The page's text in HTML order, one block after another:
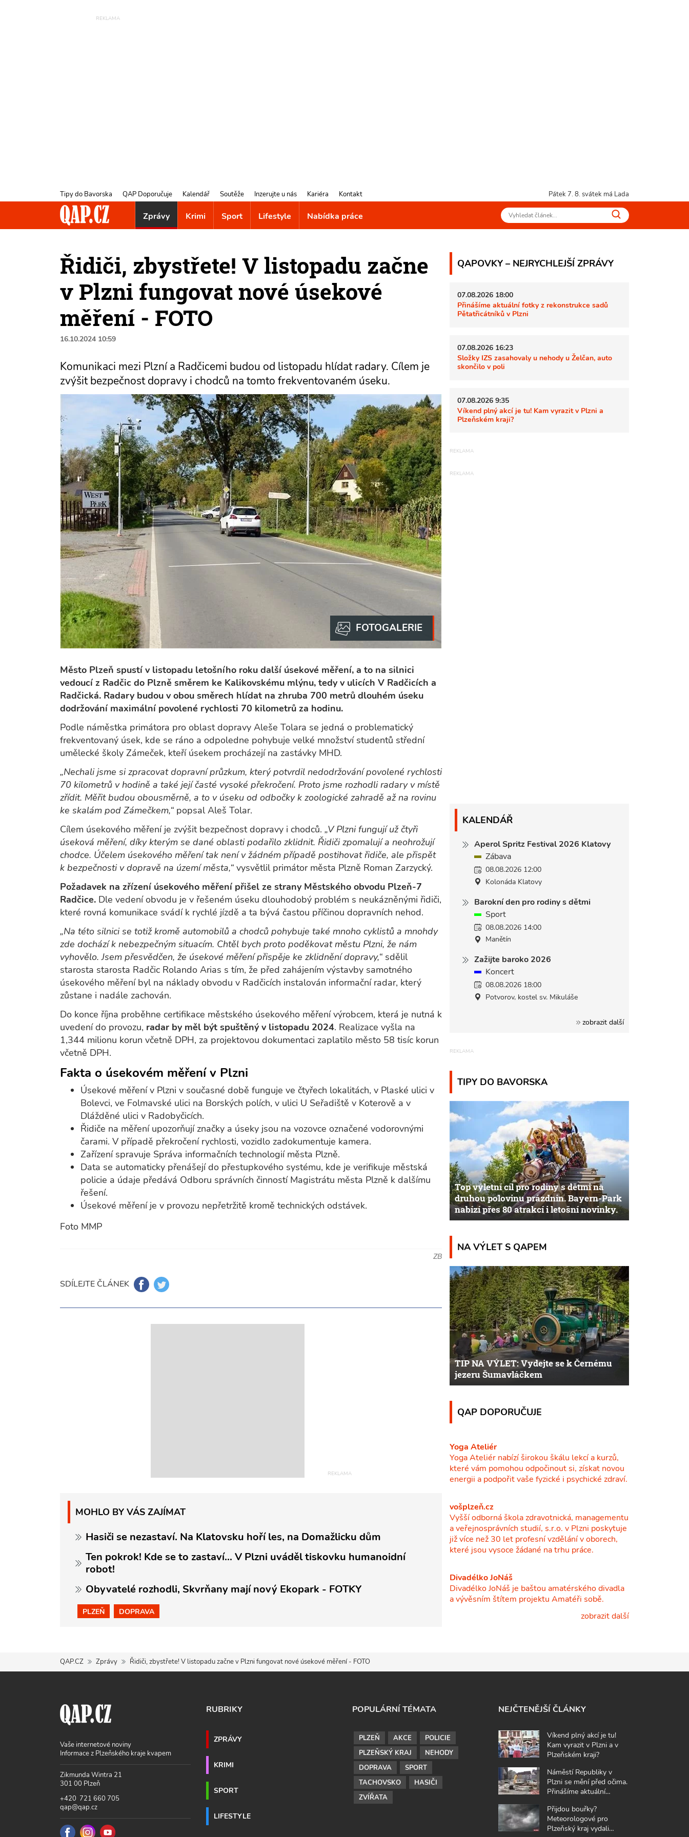
Tipy do Bavorska QAP Doporučuje Kalendář Soutěže Inzerujte u nás Kariéra Kontakt Pátek 7. 8. svátek má Lada
Zprávy Krimi Sport Lifestyle Nabídka práce
Řidiči, zbystřete! V listopadu začne
v Plzni fungovat nové úsekové
měření - FOTO
16.10.2024 10:59
Komunikaci mezi Plzní a Radčicemi budou od listopadu hlídat radary. Cílem je
zvýšit bezpečnost dopravy i chodců na tomto frekventovaném úseku.
Město Plzeň spustí v listopadu letošního roku další úsekové měření, a to na silnici
vedoucí z Radčic do Plzně směrem ke Kalikovskému mlýnu, tedy v ulicích V Radčicích a
Radčická. Radary budou v obou směrech hlídat na zhruba 700 metrů dlouhém úseku
dodržování maximální povolené rychlosti 70 kilometrů za hodinu.
Podle náměstka primátora pro oblast dopravy Aleše Tolara se jedná o problematický
frekventovaný úsek, kde se ráno a odpoledne pohybuje velké množství studentů střední
umělecké školy Zámeček, kteří úsekem procházejí na zastávky MHD.
„Nechali jsme si zpracovat dopravní průzkum, který potvrdil nedodržování povolené rychlosti
70 kilometrů v hodině a také její časté vysoké překročení. Proto jsme rozhodli radary v místě
zřídit. Měřit budou obousměrně, a to v úseku od odbočky k zoologické zahradě až na rovinu
ke skalám pod Zámečkem,“ popsal Aleš Tolar.
Cílem úsekového měření je zvýšit bezpečnost dopravy i chodců. „V Plzni fungují už čtyři
úseková měření, díky kterým se dané oblasti podařilo zklidnit. Řidiči zpomalují a neohrožují
chodce. Účelem úsekového měření tak není v žádném případě postihovat řidiče, ale přispět
k bezpečnosti v dopravě na území města,“ vysvětlil primátor města Plzně Roman Zarzycký.
Požadavek na zřízení úsekového měření přišel ze strany Městského obvodu Plzeň-7
Radčice. Dle vedení obvodu je v řešeném úseku dlouhodobý problém s neukázněnými řidiči,
které rovná komunikace svádí k rychlé jízdě a ta bývá častou příčinou dopravních nehod.
„Na této silnici se totiž kromě automobilů a chodců pohybuje také mnoho cyklistů a mnohdy
zde dochází k nebezpečným situacím. Chtěl bych proto poděkovat městu Plzni, že nám
vyhovělo. Jsem přesvědčen, že úsekové měření přispěje ke zklidnění dopravy,“ sdělil
starosta starosta Radčic Rolando Arias s tím, že před zahájením výstavby samotného
úsekového měření byl na náklady obvodu v Radčicích instalován informační radar, který
zůstane i nadále zachován.
Do konce října proběhne certifikace městského úsekového měření výrobcem, která je nutná k
uvedení do provozu, radar by měl být spuštěný v listopadu 2024. Realizace vyšla na
1,344 milionu korun včetně DPH, za projektovou dokumentaci zaplatilo město 58 tisíc korun
včetně DPH.
Fakta o úsekovém měření v Plzni
Úsekové měření v Plzni v současné době funguje ve čtyřech lokalitách, v Plaské ulici v
Bolevci, ve Folmavské ulici na Borských polích, v ulici U Seřadiště v Koterově a v
Dlážděné ulici v Radobyčicích.
Řidiče na měření upozorňují značky a úseky jsou na vozovce označené vodorovnými
čarami. V případě překročení rychlosti, vozidlo zadokumentuje kamera.
Zařízení spravuje Správa informačních technologií města Plzně.
Data se automaticky přenášejí do přestupkového systému, kde je verifikuje městská
policie a údaje předává Odboru správních činností Magistrátu města Plzně k dalšímu
řešení.
Úsekové měření je v provozu nepřetržitě kromě technických odstávek.
Foto MMP
ZB
SDÍLEJTE ČLÁNEK
MOHLO BY VÁS ZAJÍMAT
Hasiči se nezastaví. Na Klatovsku hoří les, na Domažlicku dům
Ten pokrok! Kde se to zastaví... V Plzni uváděl tiskovku humanoidní
robot!
Obyvatelé rozhodli, Skvrňany mají nový Ekopark - FOTKY
PLZEŇ DOPRAVA
QAPOVKY – NEJRYCHLEJŠÍ ZPRÁVY
07.08.2026 18:00
Přinášíme aktuální fotky z rekonstrukce sadů
Pětatřicátníků v Plzni
07.08.2026 16:23
Složky IZS zasahovaly u nehody u Želčan, auto
skončilo v poli
07.08.2026 9:35
Víkend plný akcí je tu! Kam vyrazit v Plzni a
Plzeňském kraji?
KALENDÁŘ
Aperol Spritz Festival 2026 Klatovy
Zábava
08.08.2026 12:00
Kolonáda Klatovy
Barokní den pro rodiny s dětmi
Sport
08.08.2026 14:00
Manětín
Zažijte baroko 2026
Koncert
08.08.2026 18:00
Potvorov, kostel sv. Mikuláše
zobrazit další
TIPY DO BAVORSKA
Top výletní cíl pro rodiny s dětmi na
druhou polovinu prázdnin. Bayern-Park
nabízí přes 80 atrakcí i letošní novinky.
NA VÝLET S QAPEM
TIP NA VÝLET: Vydejte se k Černému
jezeru Šumavláčkem
QAP DOPORUČUJE
Yoga Ateliér
Yoga Ateliér nabízí širokou škálu lekcí a kurzů,
které vám pomohou odpočinout si, získat novou
energii a podpořit vaše fyzické i psychické zdraví.
vošplzeň.cz
Vyšší odborná škola zdravotnická, managementu
a veřejnosprávních studií, s.r.o. v Plzni poskytuje
již více než 30 let profesní vzdělání v oborech,
které jsou vysoce žádané na trhu práce.
Divadélko JoNáš
Divadélko JoNáš je baštou amatérského divadla
a vývěsním štítem projektu Amatéři sobě.
zobrazit další
QAP.CZ Zprávy Řidiči, zbystřete! V listopadu začne v Plzni fungovat nové úsekové měření - FOTO
Vaše internetové noviny
Informace z Plzeňského kraje kvapem
Zikmunda Wintra 21
301 00 Plzeň
+420 721 660 705
qap@qap.cz
RUBRIKY
ZPRÁVY
KRIMI
SPORT
LIFESTYLE
POPULÁRNÍ TÉMATA
PLZEŇ AKCE
POLICIE
PLZEŇSKÝ KRAJ
NEHODY
DOPRAVA
SPORT
TACHOVSKO
HASIČI
ZVÍŘATA
NEJČTENĚJŠÍ ČLÁNKY
Víkend plný akcí je tu!
Kam vyrazit v Plzni a v
Plzeňském kraji?
Náměstí Republiky v
Plzni se mění před očima.
Přinášíme aktuální
Přijdou bouřky?
Meteorologové pro
Plzeňský kraj vydali